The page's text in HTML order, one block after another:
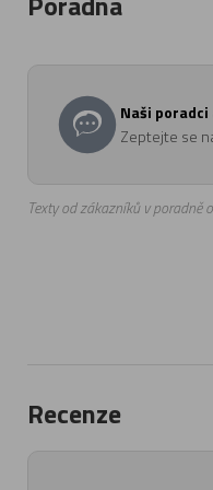
Naši
Zeptejte se
Texty od zákazníků v poradně
Recenze